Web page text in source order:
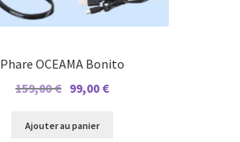
Phare OCEAMA Bonito
159,00€ Le
était :
99,00 €Le
Ajouter au panier